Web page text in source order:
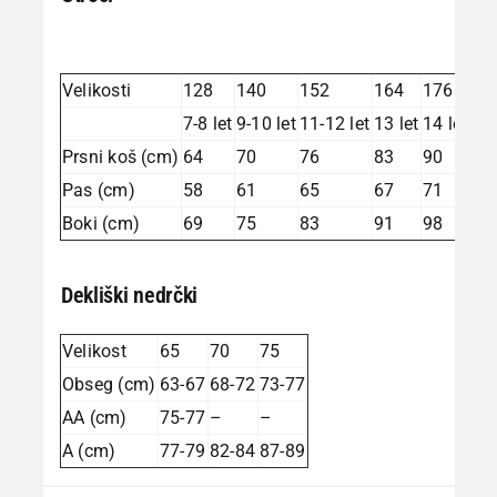
Velikosti 128 140 152 164
176
7-8 let 9-10 let 11-12 let 13 let 14 let
Prsni koš (cm) 64 70 76 83
90
Pas (cm)
58 61 65 67
71
Boki (cm)
69 75 83 91 98
Dekliški nedrčki
Velikost 65 70
75
Obseg (cm) 63-67 68-72 73-77
AA (cm)
75-77 –
–
A (cm)
77-79 82-84 87-89